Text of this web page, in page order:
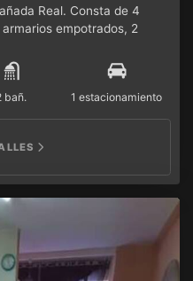
Real. Consta de 4
empotrados, 2
planta con ascensor y
de 27 m2.
bañ. 1 estacionamiento